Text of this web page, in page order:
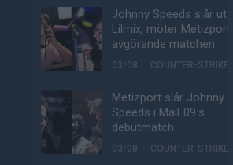
Johnny Speeds slår ut
Lilmix, möter Metizport i
avgörande matchen
03/08 COUNTER-STRIKE
Metizport slår Johnny
Speeds i MaiL09:s
debutmatch
03/08 COUNTER-STRIKE